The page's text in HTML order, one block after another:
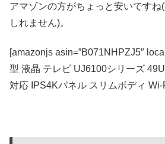
アマゾンの方がちょっと安いです
しれません)。
[amazonjs asin=”B071NHPZJ5″
型 液晶 テレビ UJ6100シリーズ
対応 IPS4Kパネル スリムボディ Wi-